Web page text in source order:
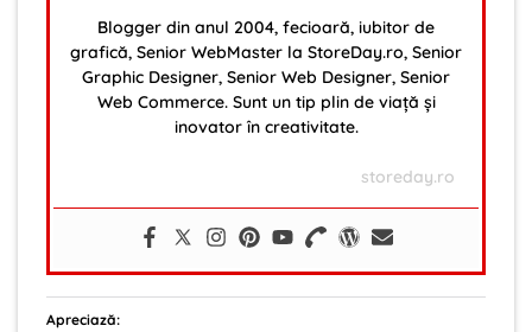
Blogger din anul 2004, fecioară, iubitor de
grafică, Senior WebMaster la StoreDay.ro, Senior
Graphic Designer, Senior Web Designer, Senior
Web Commerce. Sunt un tip plin de viață și
inovator în creativitate.
storeday.ro
Apreciază: